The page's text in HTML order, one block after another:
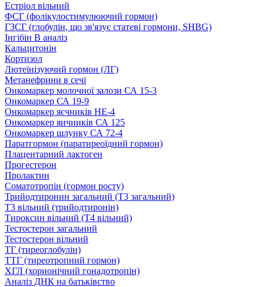
Естріол вільний
ФСГ (фолікулостимулюючий гормон)
ГЗСГ (глобулін, що зв'язує статеві гормони, SHBG)
Інгібін B аналіз
Кальцитонін
Кортизол
Лютеїнізуючий гормон (ЛГ)
Метанефрини в сечі
Онкомаркер молочної залози СА 15-3
Онкомаркер СА 19-9
Онкомаркер яєчників НЕ-4
Онкомаркер яичників СА 125
Онкомаркер шлунку СА 72-4
Паратгормон (паратиреоїдний гормон)
Плацентарний лактоген
Прогестерон
Пролактин
Соматотропін (гормон росту)
Трийодтиронин загальний (Т3 загальний)
Т3 вільний (трийодтиронін)
Тироксин вільний (Т4 вільний)
Тестостерон загальний
Тестостерон вільний
ТГ (тиреоглобулін)
ТТГ (тиреотропний гормон)
ХГЛ (хорионічний гонадотропін)
Аналіз ДНК на батьківство